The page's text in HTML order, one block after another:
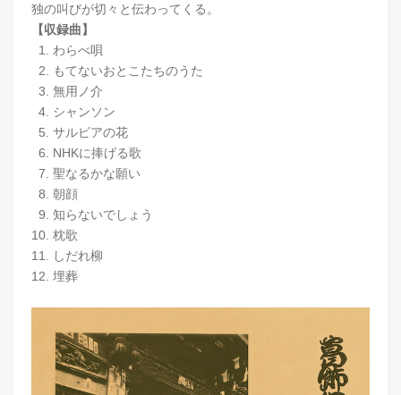
独の叫びが切々と伝わってくる。
【収録曲】
1. わらべ唄
2. もてないおとこたちのうた
3. 無用ノ介
4. シャンソン
5. サルビアの花
6. NHKに捧げる歌
7. 聖なるかな願い
8. 朝顔
9. 知らないでしょう
10. 枕歌
11. しだれ柳
12. 埋葬